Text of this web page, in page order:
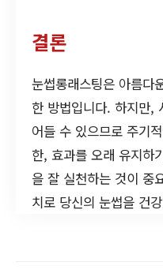
결론
눈썹롱래스팅은 아름다
한 방법입니다. 하지만,
어들 수 있으므로 주기
한, 효과를 오래 유지하
을 잘 실천하는 것이 중
치로 당신의 눈썹을 건